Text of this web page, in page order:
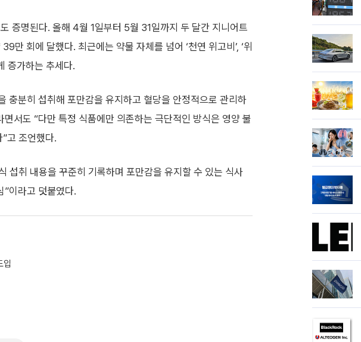
증명된다. 올해 4월 1일부터 5월 31일까지 두 달간 지니어트
만 회에 달했다. 최근에는 약물 자체를 넘어 ‘천연 위고비’, ‘위
증가하는 추세다.
충분히 섭취해 포만감을 유지하고 혈당을 안정적으로 관리하
서도 “다만 특정 식품에만 의존하는 극단적인 방식은 영양 불
고 조언했다.
섭취 내용을 꾸준히 기록하며 포만감을 유지할 수 있는 식사
”이라고 덧붙였다.
입